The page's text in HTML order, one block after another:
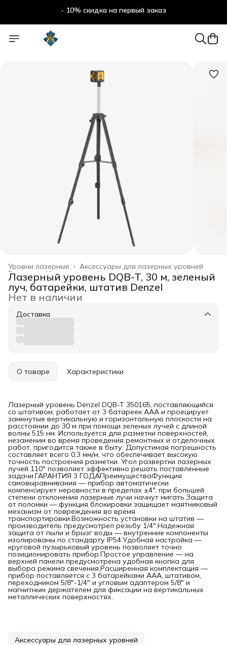
- 10% скидка на первый заказ
Аксессуары для лазерных уровней
Уровни лазерные ›
Измерительный инструмент ›
Главная ›
Лазерный уровень DQB-T, 30 м, зеленый
луч, батарейки, штатив Denzel
Нет в наличии
Доставка
О товаре Характеристики
Лазерный уровень Denzel DQB-T 350165, поставляющийся
со штативом, работает от 3 батареек AAA и проецирует
замкнутые вертикальную и горизонтальную плоскости на
расстоянии до 30 м при помощи зеленых лучей с длиной
волны 515 нм. Используется для разметки поверхностей,
незаменим во время проведения ремонтных и отделочных
работ, пригодится также в быту. Допустимая погрешность
составляет всего 0,3 мм/м, что обеспечивает высокую
точность построения разметки. Угол развертки лазерных
лучей 110° позволяет эффективно решать поставленные
задачи.ГАРАНТИЯ 3 ГОДАПреимуществаФункция
самовыравнивания — прибор автоматически
компенсирует неровности в пределах ±4°, при большей
степени отклонения лазерные лучи начнут мигать.Защита
от поломки — функция блокировки защищает маятниковый
механизм от повреждения во время
транспортировки.Возможность установки на штатив —
производитель предусмотрел резьбу 1/4″.Надежная
защита от пыли и брызг воды — внутренние компоненты
изолированы по стандарту IP54.Удобная настройка —
круговой пузырьковый уровень позволяет точно
позиционировать прибор.Простое управление — на
верхней панели предусмотрена удобная кнопка для
выбора режима свечения.Расширенная комплектация —
прибор поставляется с 3 батарейками AAA, штативом,
переходником 5/8″-1/4″ и угловым адаптером 5/8″ и
магнитным держателем для фиксации на вертикальных
металлических поверхностях.
Аксессуары для лазерных уровней